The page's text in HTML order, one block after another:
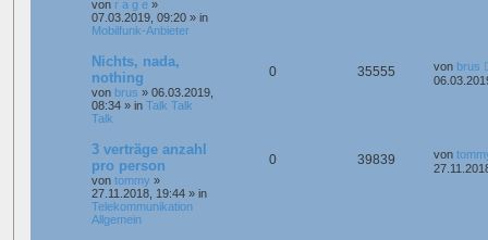
von r a g e »
07.03.2019, 09:20 » in
Mobilfunk-Anbieter
Nichts, nada,
nothing
von brus » 06.03.2019,
08:34 » in Talk Talk
Talk
0 35555 von brus
3 verträge anzahl
pro person
von tommy »
27.11.2018, 19:44 » in
Telekommunikation
Allgemein
0 39839 von